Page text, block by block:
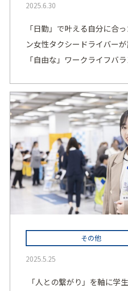
2025.6.30
「日勤」で叶える自分に合
ン女性タクシードライバーが
「自由な」ワークライフバ
その他
2025.5.25
「人との繋がり」を軸に学